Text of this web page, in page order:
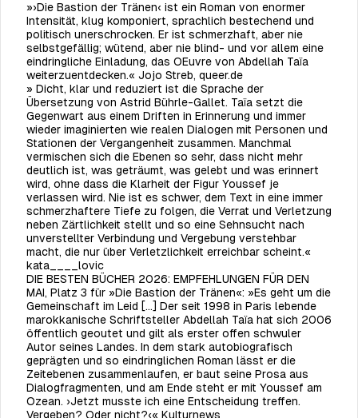
»›Die Bastion der Tränen‹ ist ein Roman von enormer
Intensität, klug komponiert, sprachlich bestechend und
politisch unerschrocken. Er ist schmerzhaft, aber nie
selbstgefällig; wütend, aber nie blind- und vor allem eine
eindringliche Einladung, das OEuvre von Abdellah Taïa
weiterzuentdecken.« Jojo Streb, queer.de
» Dicht, klar und reduziert ist die Sprache der
Übersetzung von Astrid Bührle-Gallet. Taïa setzt die
Gegenwart aus einem Driften in Erinnerung und immer
wieder imaginierten wie realen Dialogen mit Personen und
Stationen der Vergangenheit zusammen. Manchmal
vermischen sich die Ebenen so sehr, dass nicht mehr
deutlich ist, was geträumt, was gelebt und was erinnert
wird, ohne dass die Klarheit der Figur Youssef je
verlassen wird. Nie ist es schwer, dem Text in eine immer
schmerzhaftere Tiefe zu folgen, die Verrat und Verletzung
neben Zärtlichkeit stellt und so eine Sehnsucht nach
unverstellter Verbindung und Vergebung verstehbar
macht, die nur über Verletzlichkeit erreichbar scheint.«
kata____lovic
DIE BESTEN BÜCHER 2026: EMPFEHLUNGEN FÜR DEN
MAI, Platz 3 für »Die Bastion der Tränen«: »Es geht um die
Gemeinschaft im Leid […] Der seit 1998 in Paris lebende
marokkanische Schriftsteller Abdellah Taïa hat sich 2006
öffentlich geoutet und gilt als erster offen schwuler
Autor seines Landes. In dem stark autobiografisch
geprägten und so eindringlichen Roman lässt er die
Zeitebenen zusammenlaufen, er baut seine Prosa aus
Dialogfragmenten, und am Ende steht er mit Youssef am
Ozean. ›Jetzt musste ich eine Entscheidung treffen.
Vergeben? Oder nicht?‹« Kulturnews